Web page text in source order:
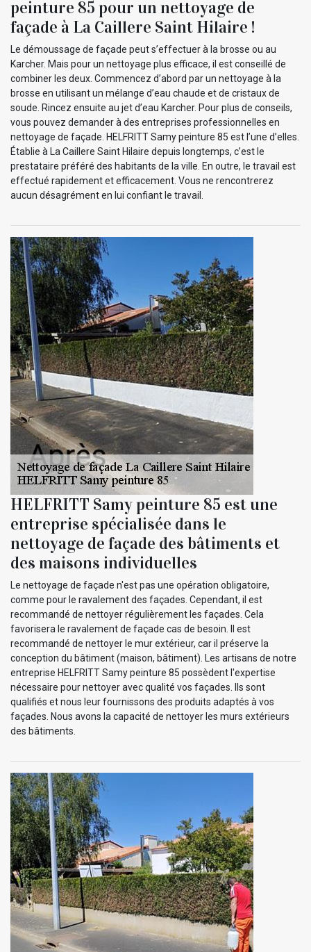
peinture 85 pour un nettoyage de
façade à La Caillere Saint Hilaire !
Le démoussage de façade peut s’effectuer à la brosse ou au
Karcher. Mais pour un nettoyage plus efficace, il est conseillé de
combiner les deux. Commencez d’abord par un nettoyage à la
brosse en utilisant un mélange d’eau chaude et de cristaux de
soude. Rincez ensuite au jet d’eau Karcher. Pour plus de conseils,
vous pouvez demander à des entreprises professionnelles en
nettoyage de façade. HELFRITT Samy peinture 85 est l’une d’elles.
Établie à La Caillere Saint Hilaire depuis longtemps, c’est le
prestataire préféré des habitants de la ville. En outre, le travail est
effectué rapidement et efficacement. Vous ne rencontrerez
aucun désagrément en lui confiant le travail.
HELFRITT Samy peinture 85 est une
entreprise spécialisée dans le
nettoyage de façade des bâtiments et
des maisons individuelles
Le nettoyage de façade n'est pas une opération obligatoire,
comme pour le ravalement des façades. Cependant, il est
recommandé de nettoyer régulièrement les façades. Cela
favorisera le ravalement de façade cas de besoin. Il est
recommandé de nettoyer le mur extérieur, car il préserve la
conception du bâtiment (maison, bâtiment). Les artisans de notre
entreprise HELFRITT Samy peinture 85 possèdent l'expertise
nécessaire pour nettoyer avec qualité vos façades. Ils sont
qualifiés et nous leur fournissons des produits adaptés à vos
façades. Nous avons la capacité de nettoyer les murs extérieurs
des bâtiments.